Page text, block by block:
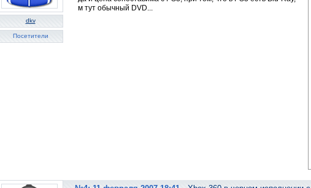
dkv
Посетители
м тут обычный DVD...